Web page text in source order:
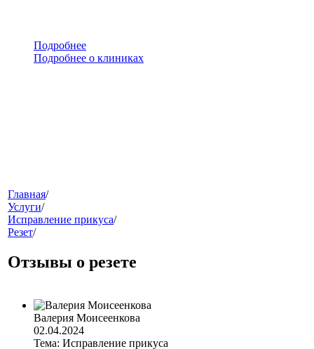
Подробнее
Подробнее о клиниках
меню
звонок
Главная/
Услуги/
Исправление прикуса/
Резет/
Отзывы о резете
Валерия Моисеенкова
02.04.2024
Тема: Исправление прикуса